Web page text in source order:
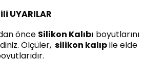
UYARILAR
önce Silikon Kalıbı boyutlarını
Ölçüler, silikon kalıpile elde